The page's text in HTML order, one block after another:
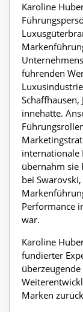
Karoline
führenden
Schaffhausen,
innehatte.
internationale
übernahm sie
bei
Performance
war.
Karoline
fundierter
Marken